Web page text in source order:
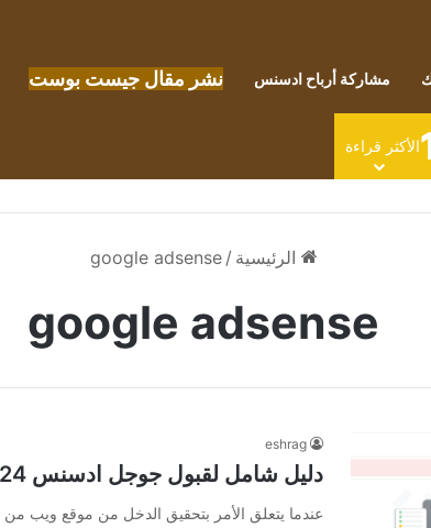
مشاركة أرباح ادسنس نشر مقال جيست بوست
الأكثر قراءة
الرئيسية /
google adsense
google adsense
eshrag
دليل شامل لقبول جوجل ادسنس 2024، قبول سريع في ادسنس AdSense